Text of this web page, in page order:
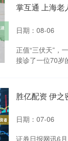
掌互通 上海老
日期：08-06
正值“三伏天”，
接诊了一位70岁
胜亿配资 伊
日期：07-06
证券日报网讯6